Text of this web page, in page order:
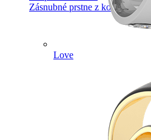
Zásnubné prstne z kolekcie
Love